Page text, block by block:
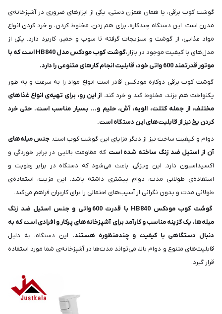
گوشت کوب برقی، یا همان همزن دستی، یکی از ابزارهای ضروری در آشپزخانه‌ی
مدرن است. این دستگاه چندکاره، برای هم زدن، مخلوط کردن، و خرد کردن انواع
مواد غذایی، از گوشت و سبزیجات گرفته تا سوپ و خمیر، کاربرد دارد. یکی از
مدل‌های با کیفیت موجود در بازار،
گوشت کوب مودکس مدل HB840 است که با
موتور قدرتمند 600 واتی خود، قابلیت انجام کارهای متنوعی را دارد.
گوشت کوب برقی دوکاره مودکس قادر است انواع مواد را به سرعت و به طور
یکنواخت هم بزند، مخلوط کند و خرد کند. از این رو، برای تهیه‌ی انواع غذاهای
مختلف، از جمله کتلت، الویه، آش، حلیم و… بسیار مناسب است. حتی خرد
کردن یخ نیز از قابلیت‌های این دستگاه است.
دوام و کیفیت ساخت نیز از دیگر مزایای این گوشت کوب است. جنس میله‌های
آن از استیل ضد زنگ ساخته شده است که مقاومت بالایی در برابر خوردگی و
اکسیداسیون دارد. این ویژگی، باعث می‌شود که دستگاه در برابر رطوبت و
استفاده‌ی طولانی مدت، دوام بیشتری داشته باشد. این مزیت، استفاده‌ی
طولانی مدت و بدون نگرانی از آسیب‌های احتمالی را برای کاربران فراهم می‌کند.
گوشت کوب مودکس HB840 با قدرت 600 واتی و جنس استیل ضد زنگ
میله‌ها، یک گزینه مناسب و کارآمد برای آشپزخانه‌های پرکار و افرادی است که به
دنبال دستگاهی با کیفیت و چندمنظوره هستند. این دستگاه، به دلیل
قابلیت‌های متنوع و دوام بالا، می‌تواند مدت‌ها در آشپزخانه‌ی شما مورد استفاده
قرار گیرد.